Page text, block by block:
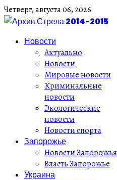
Четверг,августа06, 2026
Новости
Актуально
Новости
Мировые новости
Криминальные
новости
Экологические
новости
Новости спорта
Запорожье
Новости Запорожья
Власть Запорожье
Украина